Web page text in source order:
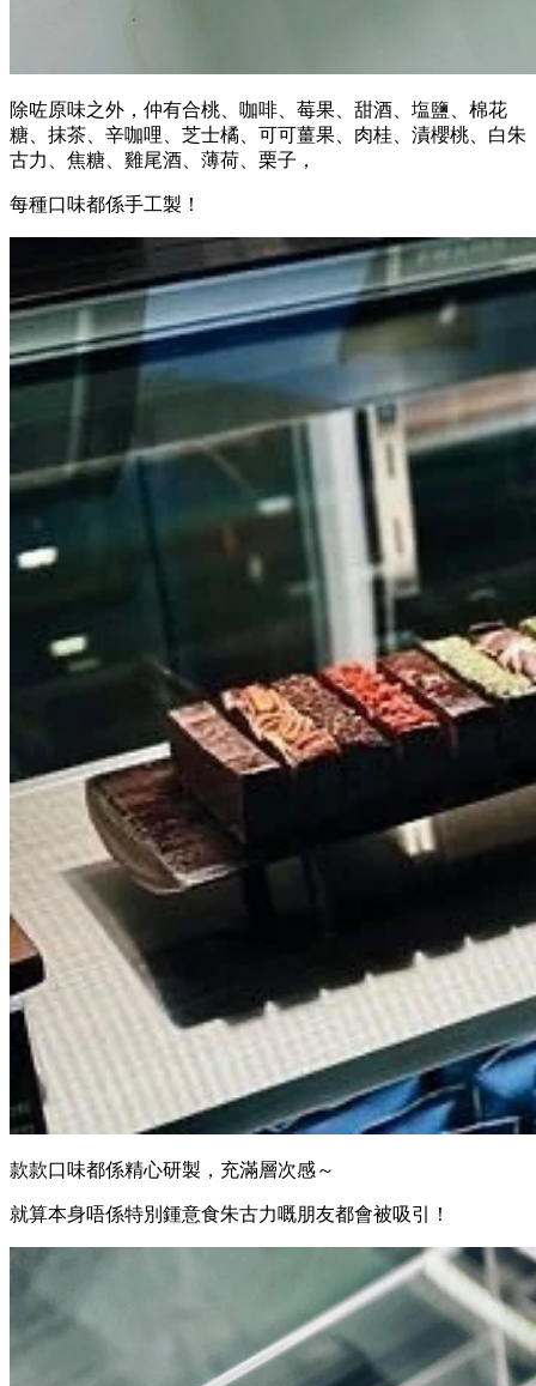
除咗原味之外，仲有合桃、咖啡、莓果、甜酒、塩鹽、棉花
糖、抹茶、辛咖哩、芝士橘、可可薑果、肉桂、漬櫻桃、白朱
古力、焦糖、雞尾酒、薄荷、栗子，
每種口味都係手工製！
款款口味都係精心研製，充滿層次感～
就算本身唔係特別鍾意食朱古力嘅朋友都會被吸引！